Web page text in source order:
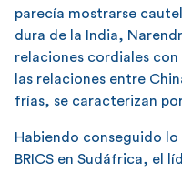
parecía mostrarse
dura de la India,
relaciones cordiales
las relaciones entre
frías, se caracterizan
Habiendo conseguido
BRICS en Sudáfrica, el